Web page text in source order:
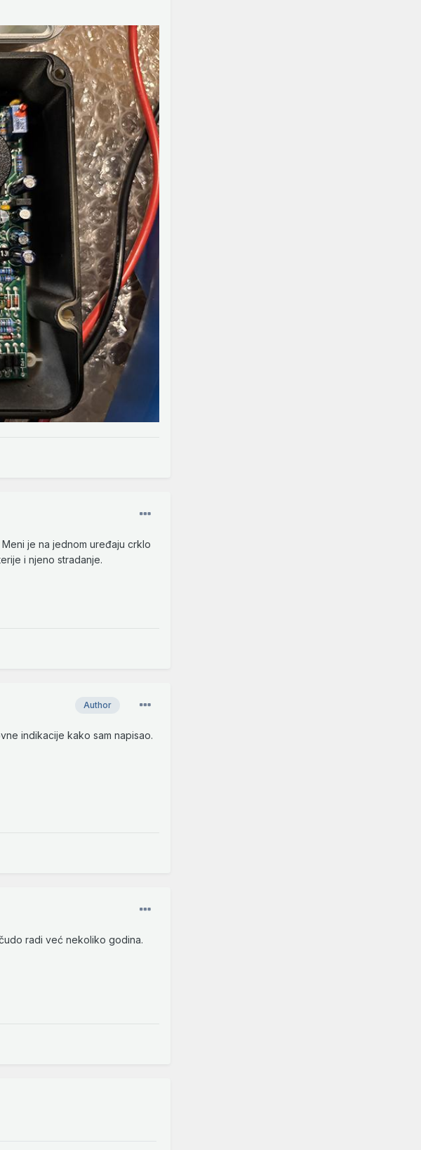
je na jednom uređaju crklo
i njeno stradanje.
Author
indikacije kako sam napisao.
radi već nekoliko godina.